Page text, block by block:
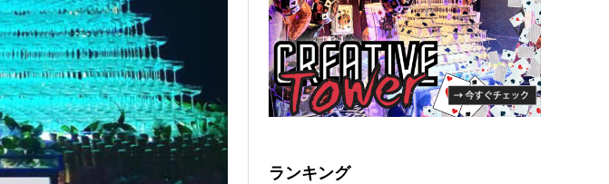
ランキング